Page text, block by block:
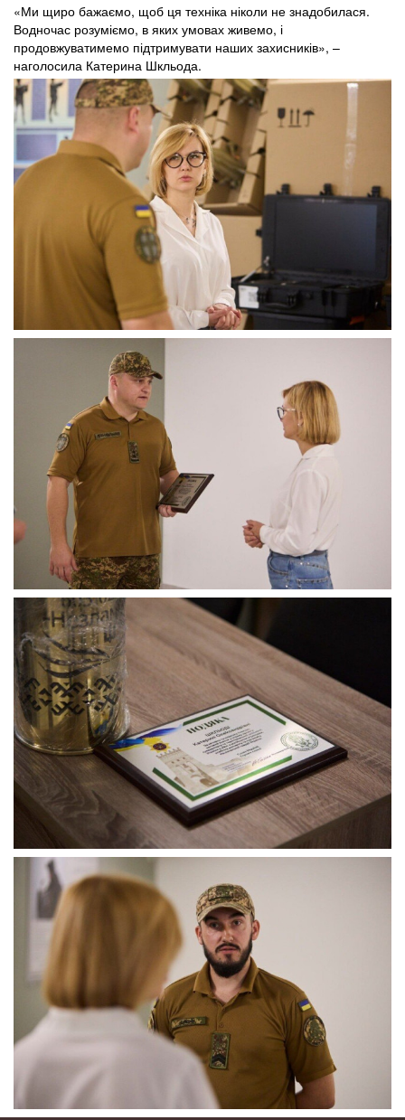
«Ми щиро бажаємо, щоб ця техніка ніколи не знадобилася.
Водночас розуміємо, в яких умовах живемо, і
продовжуватимемо підтримувати наших захисників», –
наголосила Катерина Шкльода.